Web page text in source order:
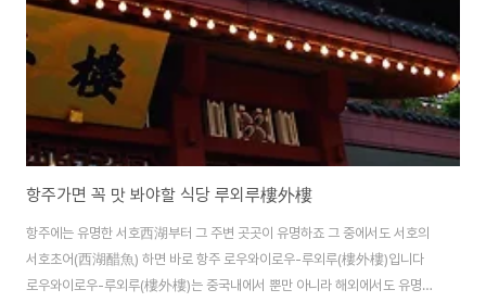
항주가면 꼭 맛 봐야할 식당 루외루樓外樓
항주에는 유명한 서호西湖부터 그 주변 곳곳이 유명하죠 그 중에서도 서호의
서호초어(西湖醋魚) 하면 바로 항주 로우와이로우-루외루(樓外樓)입니다
로우와이로우-루외루(樓外樓)는 중국내에서 뿐만 아니라 해외에서도 유명합